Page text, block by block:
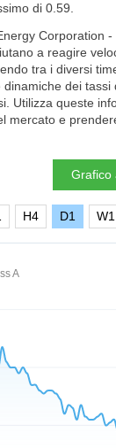
di 0.59.
Corporation -
a reagire
tra i diversi
dei tassi
Utilizza queste
mercato e
Grafico
H4 D1 W1
A